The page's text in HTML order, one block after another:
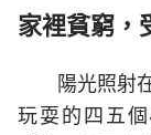
家裡貧窮，
陽光照射
玩耍的四五